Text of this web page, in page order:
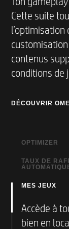
Prise en
variables
* Toutes
indiquées
les
supérieures
Couleurs
Noir céleste
Cette suite
contenus
conditions de
DÉCOUVRIR
OPTIMIZER
Utilise la
jusqu’à 10
TAUX DE
Réduis ta
MES JEUX
Accède à
bien en